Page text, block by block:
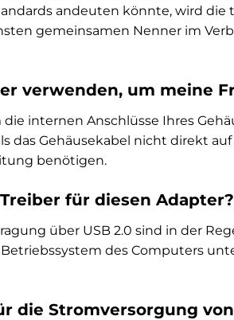
andeuten könnte, wird
gemeinsamen Nenner im
verwenden, um meine
internen Anschlüsse Ihres
das Gehäusekabel nicht direkt
benötigen.
für diesen Adapter?
über USB 2.0 sind in der
des Computers
die Stromversorgung